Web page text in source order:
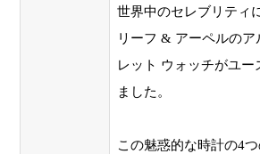
世界中のセレブリティ
リーフ & アーペルのア
レット ウォッチがユー
ました。
この魅惑的な時計の4つ